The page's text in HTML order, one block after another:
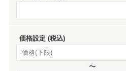
価格設定 (税込)
〜